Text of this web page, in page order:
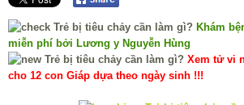
Khám
miễn phí bởi Lương y Nguyễn Hùng
Xem tử vi
cho 12 con Giáp dựa theo ngày sinh !!!